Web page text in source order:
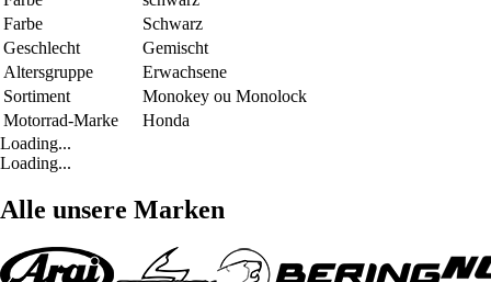
Farbe
Schwarz
Geschlecht
Gemischt
Altersgruppe
Erwachsene
Sortiment
Monokey ou Monolock
Motorrad-Marke
Honda
Loading...
Loading...
Alle unsere Marken